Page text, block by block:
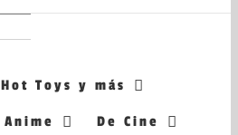
Hot Toys y más
Anime De Cine